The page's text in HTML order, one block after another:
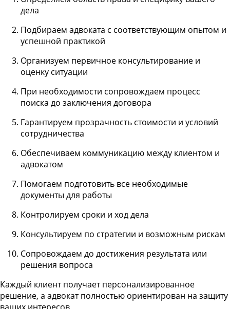
дела
Подбираем адвоката с соответствующим опытом и
успешной практикой
Организуем первичное консультирование и
оценку ситуации
При необходимости сопровождаем процесс
поиска до заключения договора
Гарантируем прозрачность стоимости и условий
сотрудничества
Обеспечиваем коммуникацию между клиентом и
адвокатом
Помогаем подготовить все необходимые
документы для работы
Контролируем сроки и ход дела
Консультируем по стратегии и возможным рискам
Сопровождаем до достижения результата или
решения вопроса
Каждый клиент получает персонализированное
решение, а адвокат полностью ориентирован на защиту